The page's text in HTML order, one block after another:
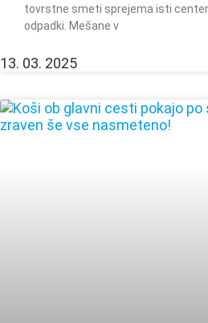
tovrstne smeti sprejema isti
odpadki. Mešane v
13. 03. 2025